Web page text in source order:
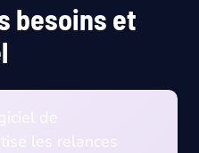
besoins et
de
les relances